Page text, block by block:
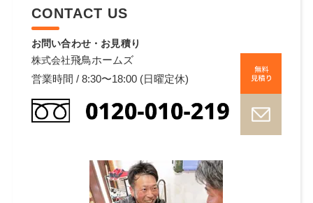
CONTACT US
お問い合わせ・お見積り
株式会社飛鳥ホームズ
営業時間 / 8:30〜18:00 (日曜定休)